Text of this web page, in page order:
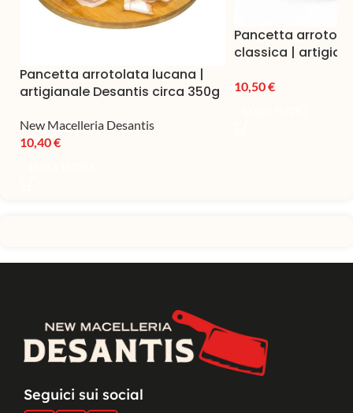
Pancetta arrotolata lucana |
artigianale Desantis circa 350g
New Macelleria Desantis
10,40€
Pancetta
classica |
10,50€
Seguici sui social